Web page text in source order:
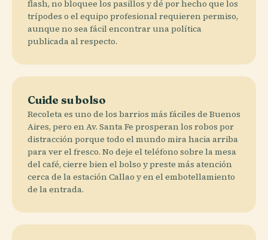
flash, no bloquee los pasillos y dé por hecho que los
trípodes o el equipo profesional requieren permiso,
aunque no sea fácil encontrar una política
publicada al respecto.
Cuide su bolso
Recoleta es uno de los barrios más fáciles de Buenos
Aires, pero en Av. Santa Fe prosperan los robos por
distracción porque todo el mundo mira hacia arriba
para ver el fresco. No deje el teléfono sobre la mesa
del café, cierre bien el bolso y preste más atención
cerca de la estación Callao y en el embotellamiento
de la entrada.